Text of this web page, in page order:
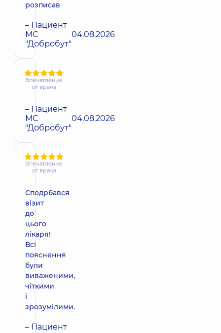
розписав
– Пациент
МС
"Добробут"
04.08.2026
Впечатление
от врача
– Пациент
МС
"Добробут"
04.08.2026
Впечатление
от врача
Сподрбався
візит
до
цього
лікаря!
Всі
пояснення
були
виваженими,
чіткими
і
зрозумілими.
– Пациент